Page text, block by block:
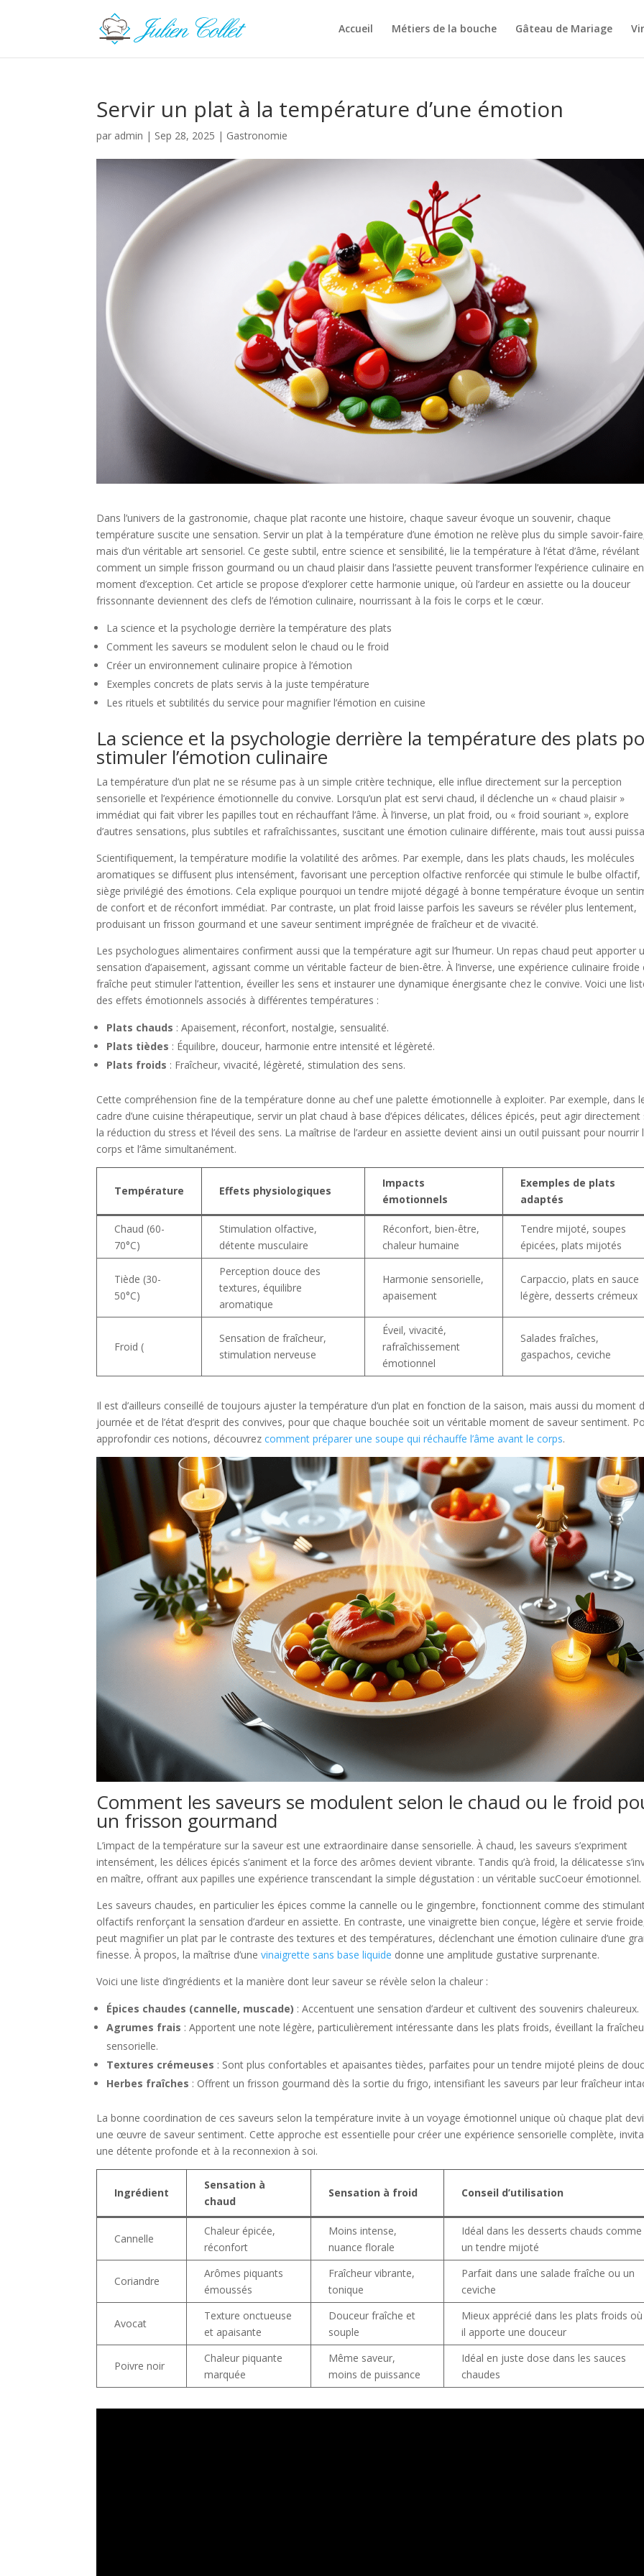
Accueil Métiers de la bouche Gâteau de Mariage
Servir un plat à la température d’une émotion
par admin | Sep 28, 2025 | Gastronomie
Dans l’univers de la gastronomie, chaque plat raconte une histoire, chaque saveur évoque un souvenir, chaque
température suscite une sensation. Servir un plat à la température d’une émotion ne relève plus du simple savoir-
mais d’un véritable art sensoriel. Ce geste subtil, entre science et sensibilité, lie la température à l’état d’âme, révélant
comment un simple frisson gourmand ou un chaud plaisir dans l’assiette peuvent transformer l’expérience culinaire
moment d’exception. Cet article se propose d’explorer cette harmonie unique, où l’ardeur en assiette ou la douceur
frissonnante deviennent des clefs de l’émotion culinaire, nourrissant à la fois le corps et le cœur.
La science et la psychologie derrière la température des plats
Comment les saveurs se modulent selon le chaud ou le froid
Créer un environnement culinaire propice à l’émotion
Exemples concrets de plats servis à la juste température
Les rituels et subtilités du service pour magnifier l’émotion en cuisine
La science et la psychologie derrière la température des plats
stimuler l’émotion culinaire
La température d’un plat ne se résume pas à un simple critère technique, elle influe directement sur la perception
sensorielle et l’expérience émotionnelle du convive. Lorsqu’un plat est servi chaud, il déclenche un « chaud plaisir »
immédiat qui fait vibrer les papilles tout en réchauffant l’âme. À l’inverse, un plat froid, ou « froid souriant », explore
d’autres sensations, plus subtiles et rafraîchissantes, suscitant une émotion culinaire différente, mais tout aussi
Scientifiquement, la température modifie la volatilité des arômes. Par exemple, dans les plats chauds, les molécules
aromatiques se diffusent plus intensément, favorisant une perception olfactive renforcée qui stimule le bulbe olfactif,
siège privilégié des émotions. Cela explique pourquoi un tendre mijoté dégagé à bonne température évoque un
de confort et de réconfort immédiat. Par contraste, un plat froid laisse parfois les saveurs se révéler plus lentement,
produisant un frisson gourmand et une saveur sentiment imprégnée de fraîcheur et de vivacité.
Les psychologues alimentaires confirment aussi que la température agit sur l’humeur. Un repas chaud peut apporter
sensation d’apaisement, agissant comme un véritable facteur de bien-être. À l’inverse, une expérience culinaire froide
fraîche peut stimuler l’attention, éveiller les sens et instaurer une dynamique énergisante chez le convive. Voici une
des effets émotionnels associés à différentes températures :
Plats chauds : Apaisement, réconfort, nostalgie, sensualité.
Plats tièdes : Équilibre, douceur, harmonie entre intensité et légèreté.
Plats froids : Fraîcheur, vivacité, légèreté, stimulation des sens.
Cette compréhension fine de la température donne au chef une palette émotionnelle à exploiter. Par exemple, dans
cadre d’une cuisine thérapeutique, servir un plat chaud à base d’épices délicates, délices épicés, peut agir directement
la réduction du stress et l’éveil des sens. La maîtrise de l’ardeur en assiette devient ainsi un outil puissant pour nourrir
corps et l’âme simultanément.
Température Effets physiologiques
Impacts
émotionnels
Exemples de plats
adaptés
Chaud (60-
70°C)
Stimulation olfactive,
détente musculaire
Réconfort, bien-être,
chaleur humaine
Tendre mijoté, soupes
épicées, plats mijotés
Tiède (30-
50°C)
Perception douce des
textures, équilibre
aromatique
Harmonie sensorielle,
apaisement
Carpaccio, plats en sauce
légère, desserts crémeux
Froid (
Sensation de fraîcheur,
stimulation nerveuse
Éveil, vivacité,
rafraîchissement
émotionnel
Salades fraîches,
gaspachos, ceviche
Il est d’ailleurs conseillé de toujours ajuster la température d’un plat en fonction de la saison, mais aussi du moment
journée et de l’état d’esprit des convives, pour que chaque bouchée soit un véritable moment de saveur sentiment.
approfondir ces notions, découvrezcomment préparer une soupe qui réchauffe l’âme avant le corps.
Comment les saveurs se modulent selon le chaud ou le froid
un frisson gourmand
L’impact de la température sur la saveur est une extraordinaire danse sensorielle. À chaud, les saveurs s’expriment
intensément, les délices épicés s’animent et la force des arômes devient vibrante. Tandis qu’à froid, la délicatesse
en maître, offrant aux papilles une expérience transcendant la simple dégustation : un véritable sucCoeur émotionnel.
Les saveurs chaudes, en particulier les épices comme la cannelle ou le gingembre, fonctionnent comme des
olfactifs renforçant la sensation d’ardeur en assiette. En contraste, une vinaigrette bien conçue, légère et servie
peut magnifier un plat par le contraste des textures et des températures, déclenchant une émotion culinaire d’une
finesse. À propos, la maîtrise d’unevinaigrette sans base liquide donne une amplitude gustative surprenante.
Voici une liste d’ingrédients et la manière dont leur saveur se révèle selon la chaleur :
Épices chaudes (cannelle, muscade) : Accentuent une sensation d’ardeur et cultivent des souvenirs chaleureux.
Agrumes frais : Apportent une note légère, particulièrement intéressante dans les plats froids, éveillant la
sensorielle.
Textures crémeuses : Sont plus confortables et apaisantes tièdes, parfaites pour un tendre mijoté pleins de
Herbes fraîches : Offrent un frisson gourmand dès la sortie du frigo, intensifiant les saveurs par leur fraîcheur
La bonne coordination de ces saveurs selon la température invite à un voyage émotionnel unique où chaque plat
une œuvre de saveur sentiment. Cette approche est essentielle pour créer une expérience sensorielle complète,
une détente profonde et à la reconnexion à soi.
Ingrédient
Sensation à
chaud
Sensation à froid Conseil d’utilisation
Cannelle
Chaleur épicée,
réconfort
Moins intense,
nuance florale
Idéal dans les desserts chauds comme
un tendre mijoté
Coriandre
Arômes piquants
émoussés
Fraîcheur vibrante,
tonique
Parfait dans une salade fraîche ou un
ceviche
Avocat
Texture onctueuse
et apaisante
Douceur fraîche et
souple
Mieux apprécié dans les plats froids où
il apporte une douceur
Poivre noir
Chaleur piquante
marquée
Même saveur,
moins de puissance
Idéal en juste dose dans les sauces
chaudes